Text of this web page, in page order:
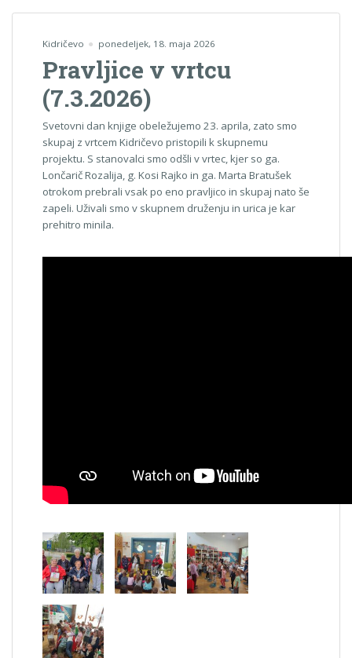
Kidričevo ponedeljek, 18. maja 2026
Pravljice v vrtcu
(7.3.2026)
Svetovni dan knjige obeležujemo 23. aprila, zato smo
skupaj z vrtcem Kidričevo pristopili k skupnemu
projektu. S stanovalci smo odšli v vrtec, kjer so ga.
Lončarič Rozalija, g. Kosi Rajko in ga. Marta Bratušek
otrokom prebrali vsak po eno pravljico in skupaj nato še
zapeli. Uživali smo v skupnem druženju in urica je kar
prehitro minila.